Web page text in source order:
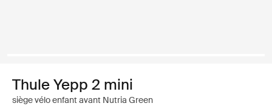
Thule Yepp 2 mini
siège vélo enfant avant Nutria Green